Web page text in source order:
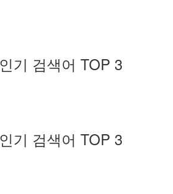
기 검색어 TOP 3
기 검색어 TOP 3